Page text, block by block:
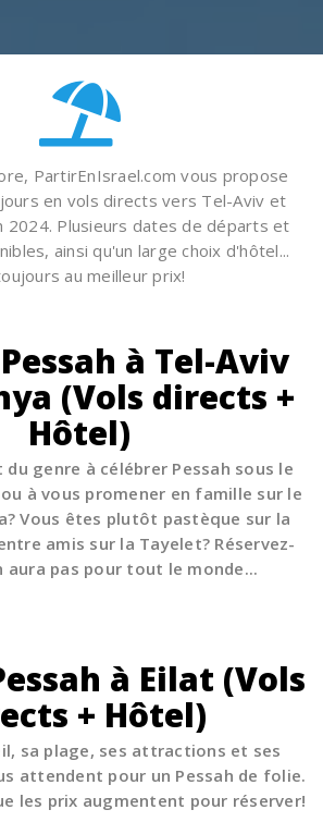
PartirEnIsrael.com vous propose
en vols directs vers Tel-Aviv et
2024. Plusieurs dates de départs et
ainsi qu'un large choix d'hôtel...
au meilleur prix!
à Tel-Aviv
(Vols directs +
Hôtel)
genre à célébrer Pessah sous le
à vous promener en famille sur le
Vous êtes plutôt pastèque sur la
amis sur la Tayelet? Réservez-
aura pas pour tout le monde...
à Eilat (Vols
+ Hôtel)
sa plage, ses attractions et ses
attendent pour un Pessah de folie.
les prix augmentent pour réserver!